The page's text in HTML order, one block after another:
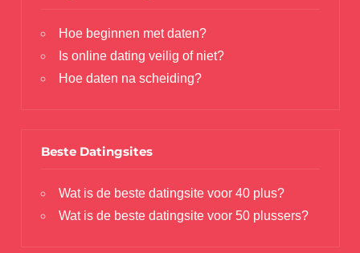
Hoe beginnen met daten?
Is online dating veilig of niet?
Hoe daten na scheiding?
Beste Datingsites
Wat is de beste datingsite voor 40 plus?
Wat is de beste datingsite voor 50 plussers?